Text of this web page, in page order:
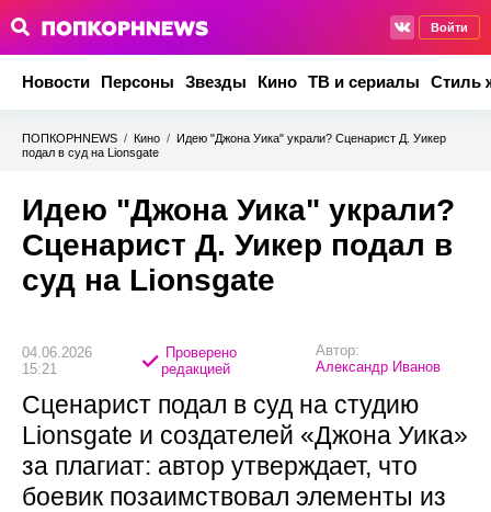
Войти
Новости Персоны Звезды Кино ТВ и сериалы Стиль
ПОПКОРНNEWS / Кино / Идею "Джона Уика" украли? Сценарист Д. Уикер
подал в суд на Lionsgate
Идею "Джона Уика" украли?
Сценарист Д. Уикер подал в
суд на Lionsgate
04.06.2026
15:21
Проверено
редакцией
Автор:
Александр Иванов
Сценарист подал в суд на студию
Lionsgate и создателей «Джона Уика»
за плагиат: автор утверждает, что
боевик позаимствовал элементы из